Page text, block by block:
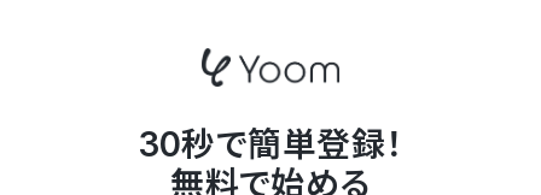
30秒で簡単登録！
無料で始める